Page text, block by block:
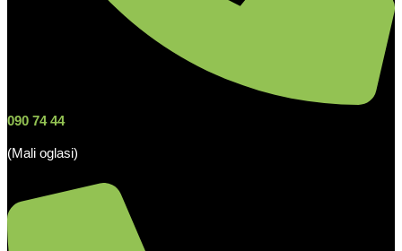
090 74 44
(Mali oglasi)